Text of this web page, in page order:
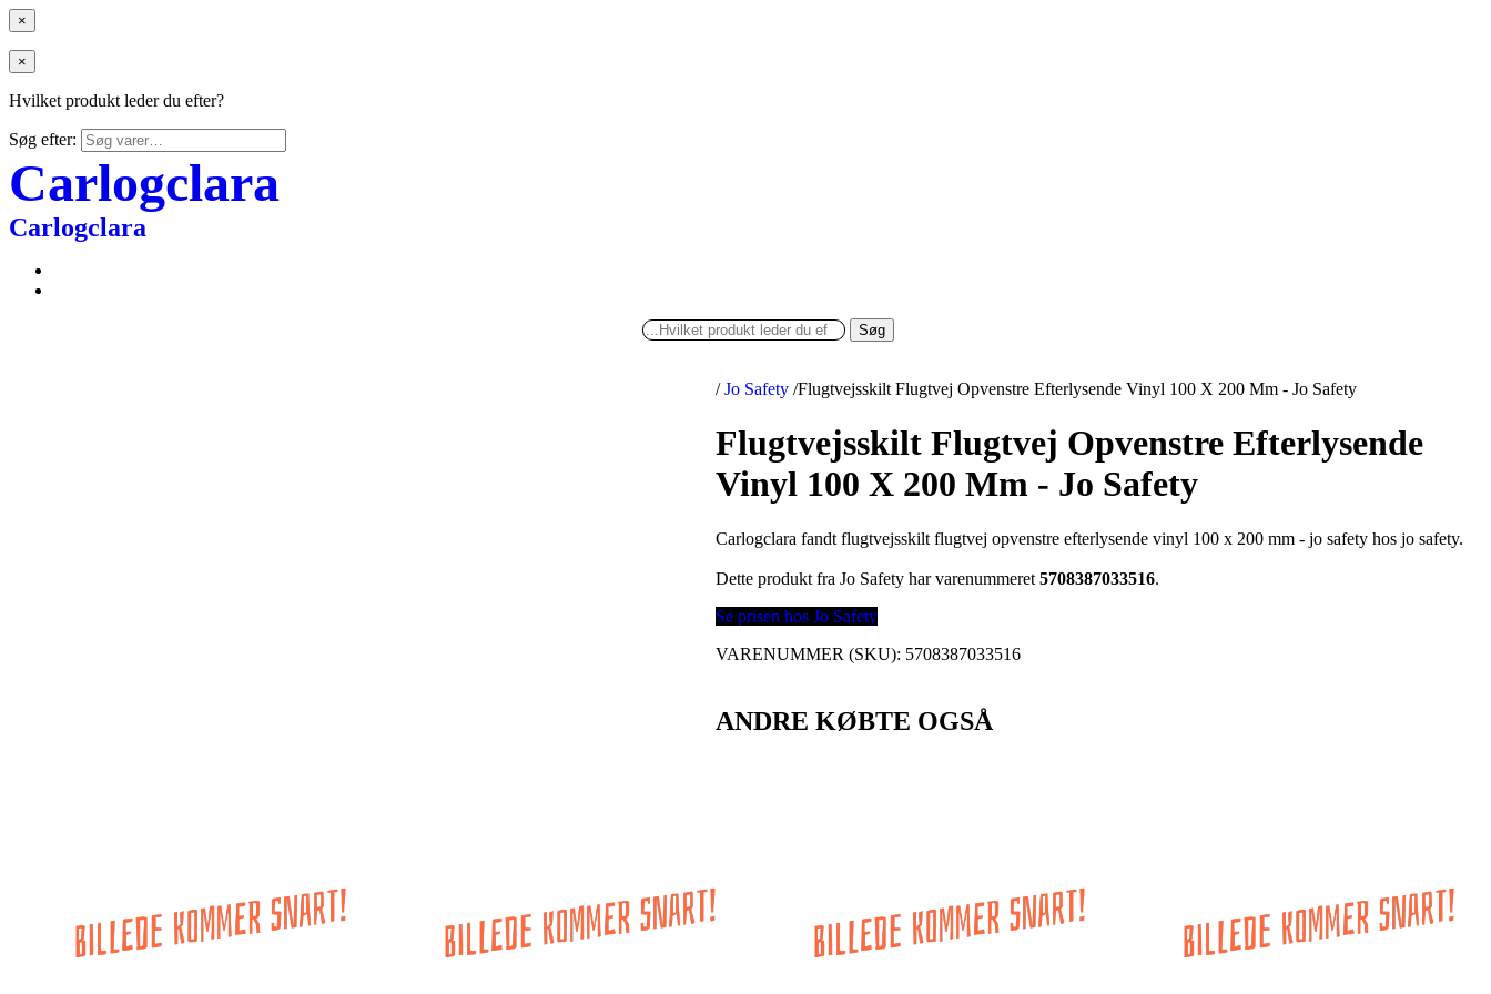
×
×
Hvilket produkt leder du efter?
Søg efter:
Carlogclara
Carlogclara
Søg
/ Jo Safety /Flugtvejsskilt Flugtvej Opvenstre Efterlysende Vinyl 100 X 200 Mm - Jo Safety
Flugtvejsskilt Flugtvej Opvenstre Efterlysende
Vinyl 100 X 200 Mm - Jo Safety
Carlogclara fandt flugtvejsskilt flugtvej opvenstre efterlysende vinyl 100 x 200 mm - jo safety hos jo safety.
Dette produkt fra Jo Safety har varenummeret5708387033516.
Se prisen hos Jo Safety
VARENUMMER (SKU): 5708387033516
ANDRE KØBTE OGSÅ